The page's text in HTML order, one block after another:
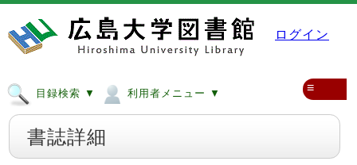
ログイン
目録検索 ▼ 利用者メニュー ▼ ≡
書誌詳細